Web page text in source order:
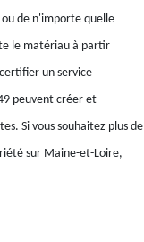
de n'importe quelle
le matériau à partir
un service
peuvent créer et
Si vous souhaitez plus de
sur Maine-et-Loire,